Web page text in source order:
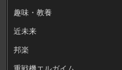
趣味・教養
近未来
邦楽